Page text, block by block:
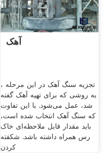
آهک
تجزیه سنگ آهک در این مرحله ،
به روشی که برای تهیه آهک گفته
شد، عمل می‌شود. با این تفاوت
که سنگ آهک انتخاب شده است،
باید مقدار قابل ملاحظه‌ای خاک
رس همراه داشته باشد. شکفته
کردن